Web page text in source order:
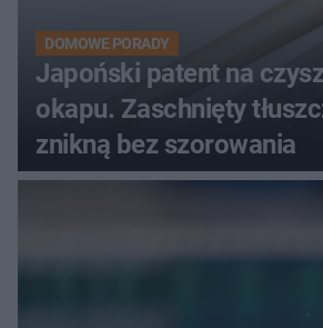
DOMOWE PORADY
Japoński patent na
okapu. Zaschnięty
znikną bez szorowania